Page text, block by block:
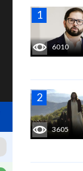
6010
3605